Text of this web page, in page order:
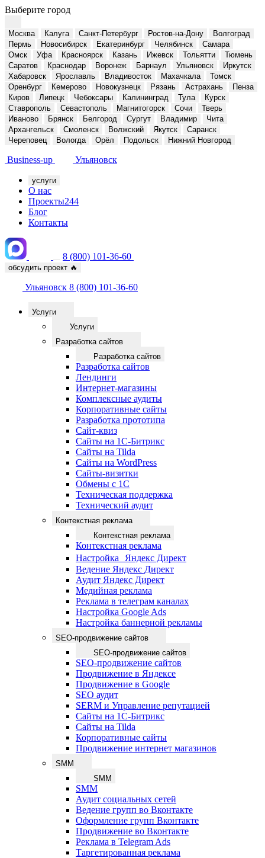
Выберите город
Москва Калуга Санкт-Петербург Ростов-на-Дону
Волгоград
Пермь
Новосибирск Екатеринбург Челябинск
Самара
Омск
Уфа Красноярск Казань Ижевск Тольятти
Тюмень
Саратов
Краснодар Воронеж Барнаул Ульяновск
Иркутск
Хабаровск
Ярославль Владивосток Махачкала
Томск
Оренбург
Кемерово Новокузнецк Рязань Астрахань
Пенза
Киров
Липецк Чебоксары Калининград Тула
Курск
Ставрополь
Севастополь Магнитогорск Сочи
Тверь
Иваново
Брянск Белгород Сургут Владимир
Чита
Архангельск
Смоленск Волжский Якутск
Саранск
Череповец
Вологда Орёл Подольск Нижний Новгород
Business-up Ульяновск
услуги
О нас
Проекты244
Блог
Контакты
8 (800) 101-36-60
обсудить проект 🔥
Ульяновск 8 (800) 101-36-60
Услуги
Услуги
Разработка сайтов
Разработка сайтов
Разработка сайтов
Лендинги
Интернет-магазины
Комплексные аудиты
Корпоративные сайты
Разработка прототипа
Сайт-квиз
Сайты на 1С-Битрикс
Сайты на Tilda
Сайты на WordPress
Сайты-визитки
Обмены с 1С
Техническая поддержка
Технический аудит
Контекстная реклама
Контекстная реклама
Контекстная реклама
Настройка Яндекс Директ
Ведение Яндекс Директ
Аудит Яндекс Директ
Медийная реклама
Реклама в телеграм каналах
Настройка Google Ads
Настройка баннерной рекламы
SEO-продвижение сайтов
SEO-продвижение сайтов
SEO-продвижение сайтов
Продвижение в Яндексе
Продвижение в Google
SEO аудит
SERM и Управление репутацией
Сайты на 1С-Битрикс
Сайты на Tilda
Корпоративные сайты
Продвижение интернет магазинов
SMM
SMM
SMM
Аудит социальных сетей
Ведение групп во Вконтакте
Оформление групп Вконтакте
Продвижение во Вконтакте
Реклама в Telegram Ads
Таргетированная реклама